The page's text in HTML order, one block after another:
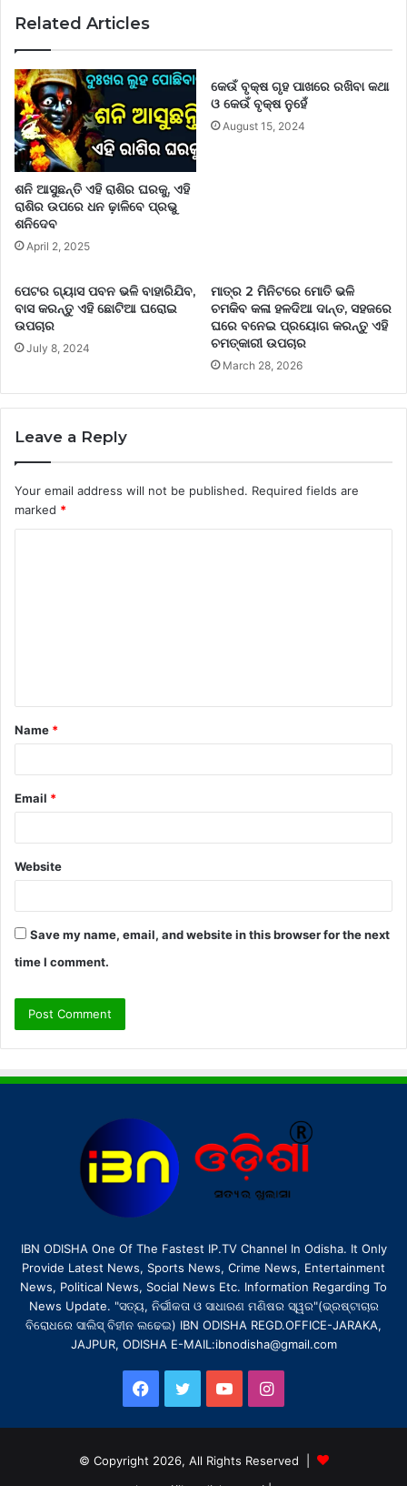
Related Articles
ଶନି ଆସୁଛନ୍ତି ଏହି ରାଶିର ଘରକୁ, ଏହି
ରାଶିର ଉପରେ ଧନ ଢ଼ାଳିବେ ପ୍ରଭୁ
ଶନିଦେବ
April 2, 2025
କେଉଁ ବୃକ୍ଷ ଗୃହ ପାଖରେ ରଖିବା କଥା
ଓ କେଉଁ ବୃକ୍ଷ ନୁହେଁ
August 15, 2024
ପେଟର ଗ୍ୟାସ ପବନ ଭଳି ବାହାରିଯିବ,
ବାସ କରନ୍ତୁ ଏହି ଛୋଟିଆ ଘରୋଇ
ଉପଚାର
July 8, 2024
ମାତ୍ର 2 ମିନିଟରେ ମୋତି ଭଳି
ଚମକିବ କଳା ହଳଦିଆ ଦାନ୍ତ, ସହଜରେ
ଘରେ ବନେଇ ପ୍ରୟୋଗ କରନ୍ତୁ ଏହି
ଚମତ୍କାରୀ ଉପଚାର
March 28, 2026
Leave a Reply
Your email address will not be published. Required fields are
marked *
t
*
Name *
Email *
Website
Save my name, email, and website in this browser for the next
time I comment.
IBN ODISHA One Of The Fastest IP.TV Channel In Odisha. It Only
Provide Latest News, Sports News, Crime News, Entertainment
News, Political News, Social News Etc. Information Regarding To
News Update. "ସତ୍ୟ, ନିର୍ଭୀକତା ଓ ସାଧାରଣ ମଣିଷର ସ୍ୱର"(ଭ୍ରଷ୍ଟାଚାର
ବିରୋଧରେ ସାଲିସ୍ ବିହୀନ ଲଢେଇ) IBN ODISHA REGD.OFFICE-JARAKA,
JAJPUR, ODISHA E-MAIL:ibnodisha@gmail.com
Facebook
TwitterYouTubeInstagram
© Copyright 2026, All Rights Reserved |